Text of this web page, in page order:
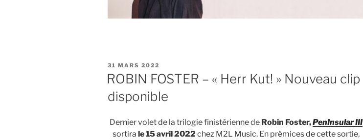
PUBLIÉ
LE
31 MARS 2022
ROBIN FOSTER – « Herr Kut! » Nouveau clip
disponible
Dernier volet de la trilogie finistérienne deRobin Foster,PenInsular III
sortira le 15 avril 2022 chez M2L Music. En prémices de cette sortie,